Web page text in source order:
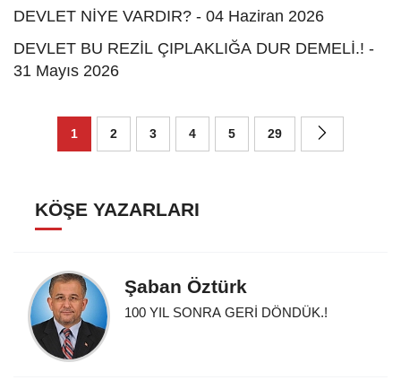
DEVLET NİYE VARDIR? - 04 Haziran 2026
DEVLET BU REZİL ÇIPLAKLIĞA DUR DEMELİ.! -
31 Mayıs 2026
1 2 3 4 5 29
KÖŞE YAZARLARI
Şaban Öztürk
100 YIL SONRA GERİ DÖNDÜK.!